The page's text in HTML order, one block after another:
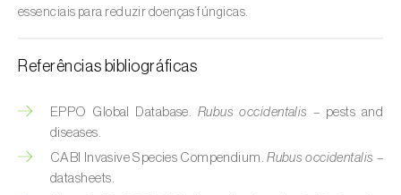
Cherovia / Pastinaca (
Chicória (Cichorium spp.)
Colza ( Brassica napus
essenciais para reduzir doenças fúngicas.
Referências bibliográficas
EPPO Global Database. Rubus occidentalis – pests and
diseases.
CABI Invasive Species Compendium.Rubus occidentalis –
datasheets.